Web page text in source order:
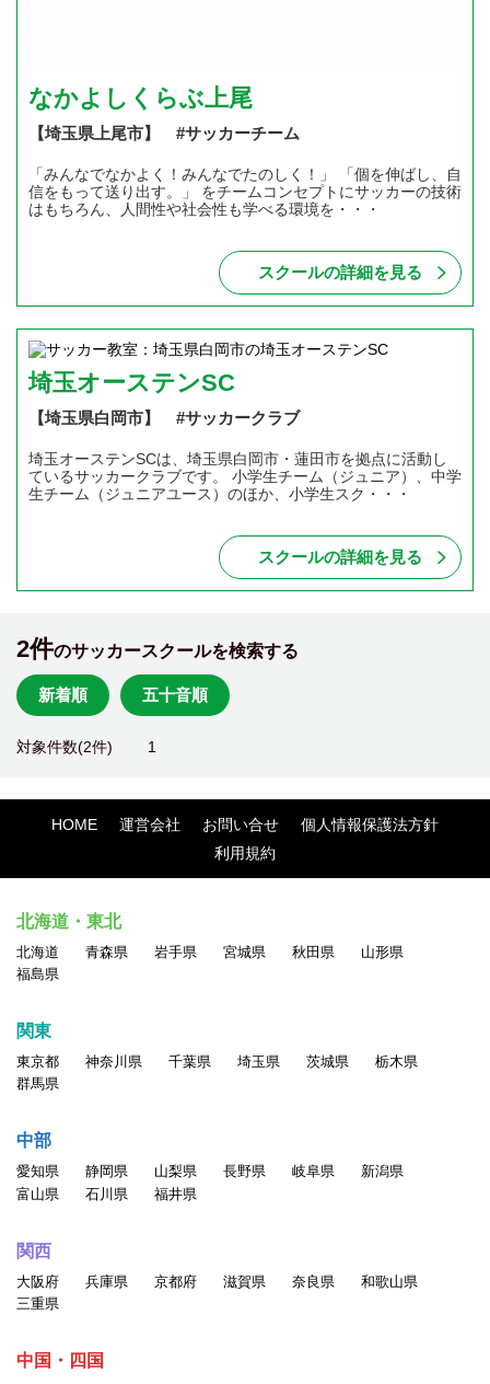
なかよしくらぶ上尾
【埼玉県上尾市】 #サッカーチーム
「みんなでなかよく！みんなでたのしく！」 「個を伸ばし、自
信をもって送り出す。」 をチームコンセプトにサッカーの技術
はもちろん、人間性や社会性も学べる環境を・・・
スクールの詳細を見る
埼玉オーステンSC
【埼玉県白岡市】 #サッカークラブ
埼玉オーステンSCは、埼玉県白岡市・蓮田市を拠点に活動し
ているサッカークラブです。 小学生チーム（ジュニア）、中学
生チーム（ジュニアユース）のほか、小学生スク・・・
スクールの詳細を見る
2件のサッカースクールを検索する
新着順 五十音順
対象件数(2件) 1
HOME 運営会社 お問い合せ
個人情報保護法方針
利用規約
北海道・東北
北海道 青森県 岩手県 宮城県 秋田県
山形県
福島県
関東
東京都 神奈川県 千葉県 埼玉県 茨城県
栃木県
群馬県
中部
愛知県 静岡県 山梨県 長野県 岐阜県
新潟県
富山県
石川県 福井県
関西
大阪府 兵庫県 京都府 滋賀県 奈良県
和歌山県
三重県
中国・四国